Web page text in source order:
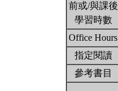
前或/與課後
學習時數
Office Hours
指定閱讀
參考書目